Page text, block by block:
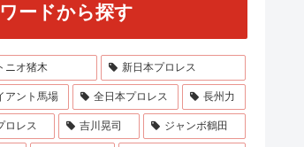
ードから探す
ニオ猪木 新日本プロレス
アント馬場 全日本プロレス 長州力
ロレス 吉川晃司 ジャンボ鶴田